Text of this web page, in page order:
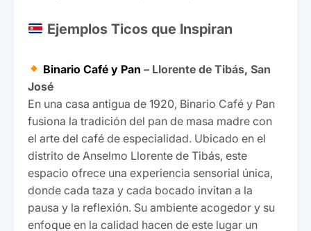
Ejemplos Ticos que Inspiran
Binario Café y Pan – Llorente de Tibás, San
José
En una casa antigua de 1920, Binario Café y Pan
fusiona la tradición del pan de masa madre con
el arte del café de especialidad. Ubicado en el
distrito de Anselmo Llorente de Tibás, este
espacio ofrece una experiencia sensorial única,
donde cada taza y cada bocado invitan a la
pausa y la reflexión. Su ambiente acogedor y su
enfoque en la calidad hacen de este lugar un